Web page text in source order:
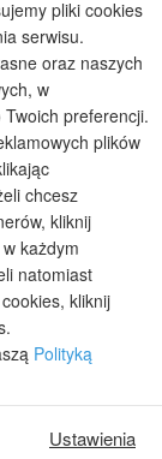
gotowe
w 1990r.
(zgodnie z
mogą
sklepie,
z
kontrolować za
korzystanie z
plików cookies.
pliki cookies
serwisu.
oraz naszych
w
preferencji.
plików
chcesz
kliknij
każdym
natomiast
kliknij
Polityką
Ustawienia